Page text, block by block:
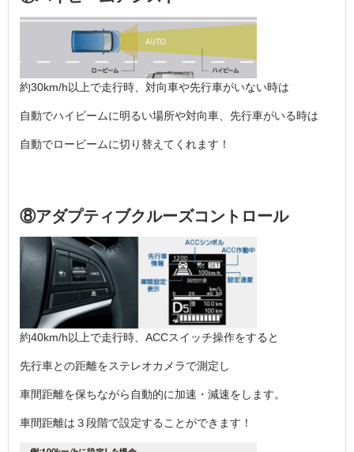
約30km/h以上で走行時、対向車や先行車がいない時は
自動でハイビームに明るい場所や対向車、先行車がいる時は
自動でロービームに切り替えてくれます！
⑧アダプティブクルーズコントロール
約40km/h以上で走行時、ACCスイッチ操作をすると
先行車との距離をステレオカメラで測定し
車間距離を保ちながら自動的に加速・減速をします。
車間距離は３段階で設定することができます！